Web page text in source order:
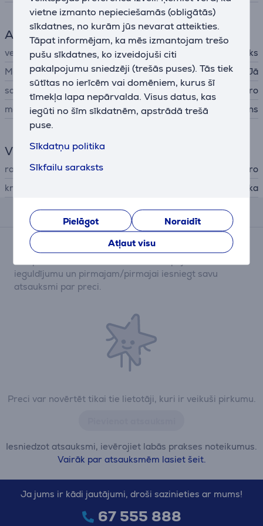
vietne izmanto nepieciešamās (obligātās)
sīkdatnes, no kurām jūs nevarat atteikties.
Tāpat informējam, ka mēs izmantojam trešo
pušu sīkdatnes, ko izveidojuši citi
pakalpojumu sniedzēji (trešās puses). Tās tiek
sūtītas no ierīcēm vai domēniem, kurus šī
tīmekļa lapa nepārvalda. Visus datus, kas
iegūti no šīm sīkdatnēm, apstrādā trešā
puse.
Sīkdatņu politika
Sīkfailu saraksts
Pielāgot
Noraidīt
Atļaut visu
Aksesuāri telefonam
veids
Aizsargājošs apvalks
MagSafe
Jā
savietojams ar telefoniem
Apple iPhone 16 Pro
materiāls
silikons
Vispārējais parametrs
ražotājs
Puro
krāsa
pelēka
Atsauksmes
Preci var novērtēt tikai tie lietotāji, kuri ir veikuši pirkumu.
Iesniedzot atsauksmi, ievērojiet labās prakses noteikumus.
Vairāk par atsauksmēm lasiet šeit.
Pašlaik nav nevienas atsauksmes.
ieguldījumu un pirmajam/pirmajai iesniegt savu
atsauksmi par preci.
Ja jums ir kādi jautājumi, droši sazinieties ar mums!
67 555 888